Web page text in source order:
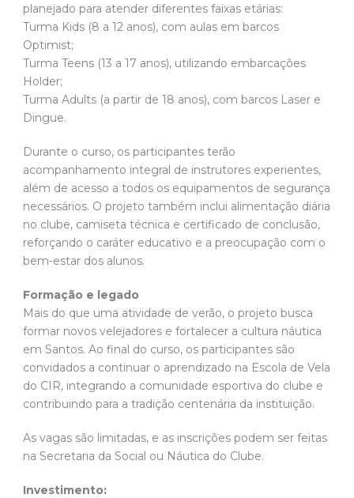
planejado para atender diferentes faixas etárias:
Turma Kids (8 a 12 anos), com aulas em barcos
Optimist;
Turma Teens (13 a 17 anos), utilizando embarcações
Holder;
Turma Adults (a partir de 18 anos), com barcos Laser e
Dingue.
Durante o curso, os participantes terão
acompanhamento integral de instrutores experientes,
além de acesso a todos os equipamentos de segurança
necessários. O projeto também inclui alimentação diária
no clube, camiseta técnica e certificado de conclusão,
reforçando o caráter educativo e a preocupação com o
bem-estar dos alunos.
Formação e legado
Mais do que uma atividade de verão, o projeto busca
formar novos velejadores e fortalecer a cultura náutica
em Santos. Ao final do curso, os participantes são
convidados a continuar o aprendizado na Escola de Vela
do CIR, integrando a comunidade esportiva do clube e
contribuindo para a tradição centenária da instituição.
As vagas são limitadas, e as inscrições podem ser feitas
na Secretaria da Social ou Náutica do Clube.
Investimento: